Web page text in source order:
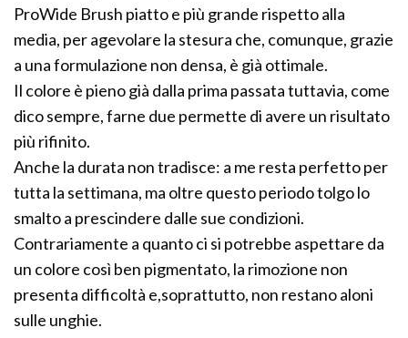
ProWide Brush piatto e più grande rispetto alla
media, per agevolare la stesura che, comunque, grazie
a una formulazione non densa, è già ottimale.
Il colore è pieno già dalla prima passata tuttavia, come
dico sempre, farne due permette di avere un risultato
più rifinito.
Anche la durata non tradisce: a me resta perfetto per
tutta la settimana, ma oltre questo periodo tolgo lo
smalto a prescindere dalle sue condizioni.
Contrariamente a quanto ci si potrebbe aspettare da
un colore così ben pigmentato, la rimozione non
presenta difficoltà e,soprattutto, non restano aloni
sulle unghie.